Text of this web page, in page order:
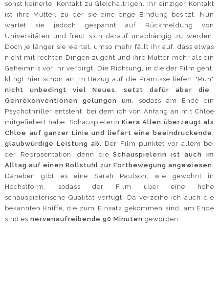
sonst keinerlei Kontakt zu Gleichaltrigen. Ihr einziger Kontakt
ist ihre Mutter, zu der sie eine enge Bindung besitzt. Nun
wartet sie jedoch gespannt auf Rückmeldung von
Universitäten und freut sich darauf unabhängig zu werden.
Doch je länger sie wartet, umso mehr fällt ihr auf, dass etwas
nicht mit rechten Dingen zugeht und ihre Mutter mehr als ein
Geheimnis vor ihr verbirgt. Die Richtung, in die der Film geht,
klingt hier schon an. In Bezug auf die Prämisse liefert "Run"
nicht unbedingt viel Neues, setzt dafür aber die
Genrekonventionen gelungen um, sodass am Ende ein
Psychothriller entsteht, bei dem ich von Anfang an mit Chloe
mitgefiebert habe. Schauspielerin Kiera Allen überzeugt als
Chloe auf ganzer Linie und liefert eine beeindruckende,
glaubwürdige Leistung ab. Der Film punktet vor allem bei
der Repräsentation, denn dieSchauspielerin ist auch im
Alltag auf einen Rollstuhl zur Fortbewegung angewiesen.
Daneben gibt es eine Sarah Paulson, wie gewohnt in
Höchstform, sodass der Film über eine hohe
schauspielerische Qualität verfügt. Da verzeihe ich auch die
bekannten Kniffe, die zum Einsatz gekommen sind, am Ende
sind es nervenaufreibende 90 Minuten geworden.